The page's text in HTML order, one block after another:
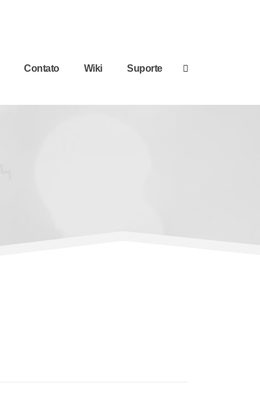
Contato Wiki Suporte